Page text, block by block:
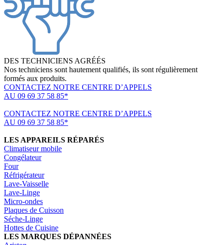
DES TECHNICIENS AGRÉÉS
Nos techniciens sont hautement qualifiés, ils sont régulièrement
formés aux produits.
CONTACTEZ NOTRE CENTRE D’APPELS
AU 09 69 37 58 85*
CONTACTEZ NOTRE CENTRE D’APPELS
AU 09 69 37 58 85*
LES APPAREILS RÉPARÉS
Climatiseur mobile
Congélateur
Four
Réfrigérateur
Lave-Vaisselle
Lave-Linge
Micro-ondes
Plaques de Cuisson
Séche-Linge
Hottes de Cuisine
LES MARQUES DÉPANNÉES